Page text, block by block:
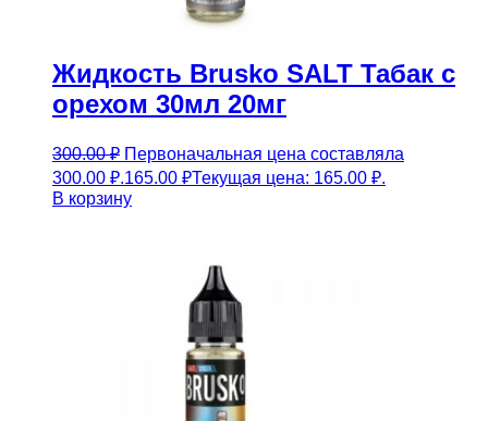
Жидкость Brusko SALT Табак с
орехом 30мл 20мг
300.00₽ Первоначальная цена составляла
300.00 ₽.165.00 ₽Текущая цена: 165.00 ₽.
В корзину